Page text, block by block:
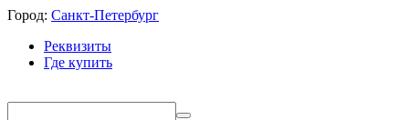
Город: Санкт-Петербург
Реквизиты
Где купить